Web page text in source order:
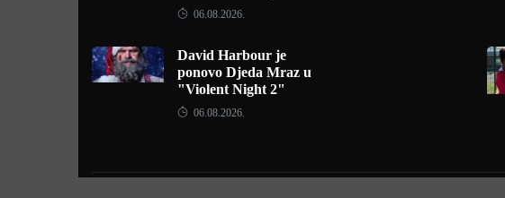
06.08.2026.
David Harbour je
ponovo Djeda Mraz u
"Violent Night 2"
06.08.2026.